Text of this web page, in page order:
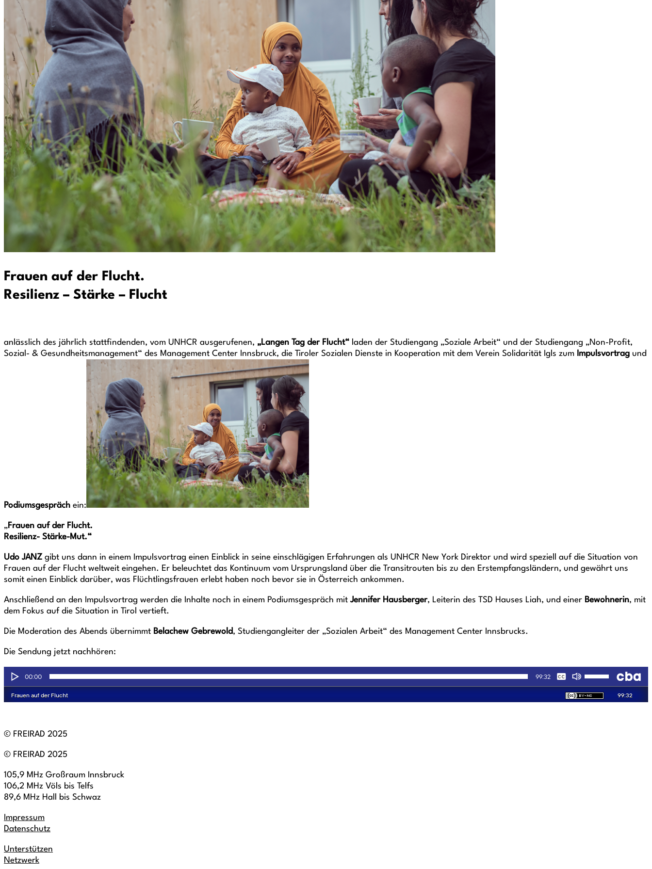
Frauen auf der Flucht.
Resilienz – Stärke – Flucht
anlässlich des jährlich stattfindenden, vom UNHCR ausgerufenen, „Langen Tag der Flucht“ laden der Studiengang „Soziale Arbeit“ und der Studiengang „Non-Profit,
Sozial- & Gesundheitsmanagement“ des Management Center Innsbruck, die Tiroler Sozialen Dienste in Kooperation mit dem Verein Solidarität Igls zum Impulsvortrag und
Podiumsgespräch ein:
„Frauen auf der Flucht.
Resilienz- Stärke-Mut.“
Udo JANZ gibt uns dann in einem Impulsvortrag einen Einblick in seine einschlägigen Erfahrungen als UNHCR New York Direktor und wird speziell auf die Situation von
Frauen auf der Flucht weltweit eingehen. Er beleuchtet das Kontinuum vom Ursprungsland über die Transitrouten bis zu den Erstempfangsländern, und gewährt uns
somit einen Einblick darüber, was Flüchtlingsfrauen erlebt haben noch bevor sie in Österreich ankommen.
Anschließend an den Impulsvortrag werden die Inhalte noch in einem Podiumsgespräch mitJennifer Hausberger, Leiterin des TSD Hauses Liah, und einer Bewohnerin, mit
dem Fokus auf die Situation in Tirol vertieft.
Die Moderation des Abends übernimmt Belachew Gebrewold, Studiengangleiter der „Sozialen Arbeit“ des Management Center Innsbrucks.
Die Sendung jetzt nachhören:
© FREIRAD 2025
© FREIRAD 2025
105,9 MHz Großraum Innsbruck
106,2 MHz Völs bis Telfs
89,6 MHz Hall bis Schwaz
Impressum
Datenschutz
Unterstützen
Netzwerk